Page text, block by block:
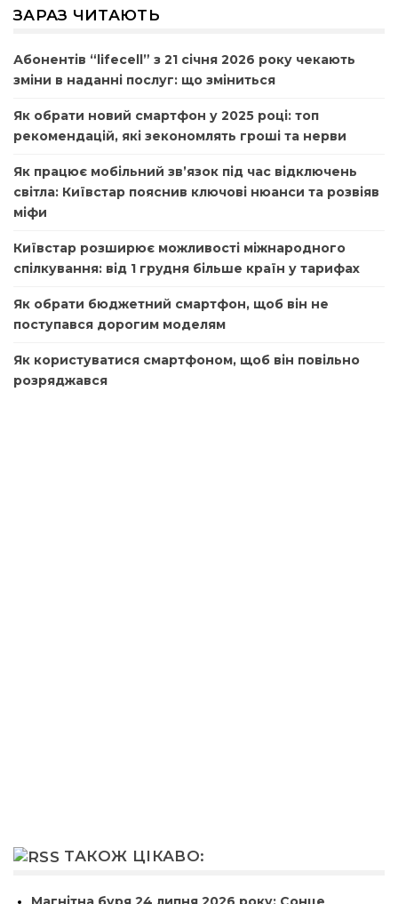
ЗАРАЗ ЧИТАЮТЬ
Абонентів “lifecell” з 21 січня 2026 року чекають
зміни в наданні послуг: що зміниться
Як обрати новий смартфон у 2025 році: топ
рекомендацій, які зекономлять гроші та нерви
Як працює мобільний зв’язок під час відключень
світла: Київстар пояснив ключові нюанси та розвіяв
міфи
Київстар розширює можливості міжнародного
спілкування: від 1 грудня більше країн у тарифах
Як обрати бюджетний смартфон, щоб він не
поступався дорогим моделям
Як користуватися смартфоном, щоб він повільно
розряджався
ТАКОЖ ЦІКАВО: